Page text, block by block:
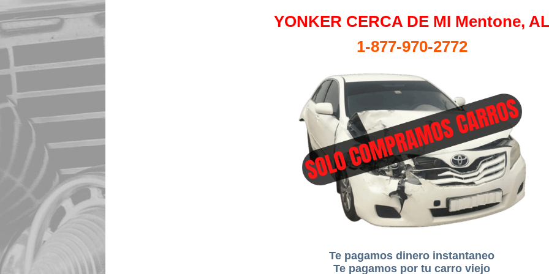
YONKER CERCA DE MI Mentone,
1-877-970-2772
Te pagamos dinero instantaneo
Te pagamos por tu carro viejo